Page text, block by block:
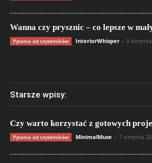
Wanna czy prysznic – co lepsze w
Pytania od czytelników InteriorWhisper - 8
Starsze wpisy:
Czy warto korzystać z gotowych
Pytania od czytelników MinimalMuse - 7 sierpnia